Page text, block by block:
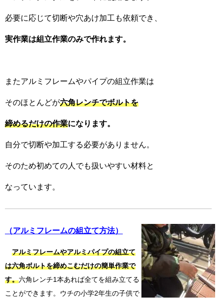
必要に応じて切断や穴あけ加工も依頼でき、
実作業は組立作業のみで作れます。
またアルミフレームやパイプの組立作業は
そのほとんどが六角レンチでボルトを
締めるだけの作業になります。
自分で切断や加工する必要がありません。
そのため初めての人でも扱いやすい材料と
なっています。
（アルミフレームの組立て方法）
アルミフレームやアルミパイプの組立て
は六角ボルトを締めこむだけの簡単作業で
す。六角レンチ1本あれば全てを組み立てる
ことができます。ウチの小学2年生の子供で